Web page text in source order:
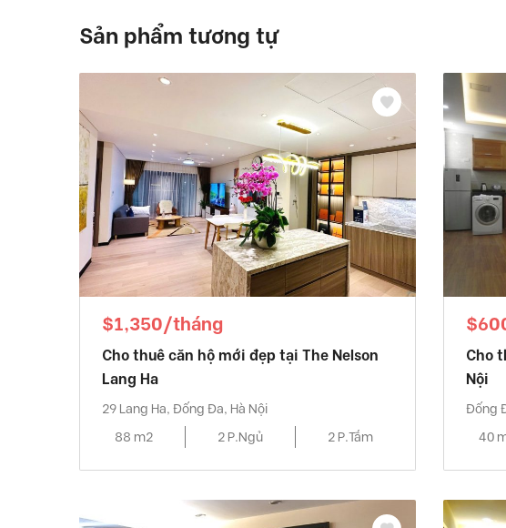
Sản phẩm tương tự
$1,350/tháng
Cho thuê căn hộ mới đẹp tại The Nelson
Lang Ha
29 Lang Ha, Đống Đa, Hà Nội
88 m2
2 P.Ngủ 2 P.Tắm
Cho
Nội
Đống
40